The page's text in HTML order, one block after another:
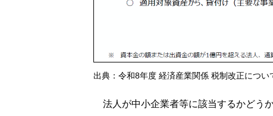
出典： 令和8年度 経済産業関係 税制改正につい
法人が中小企業者等に該当するかどう